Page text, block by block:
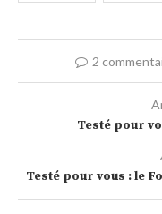
2
Testé pour
Testé pour vous : le